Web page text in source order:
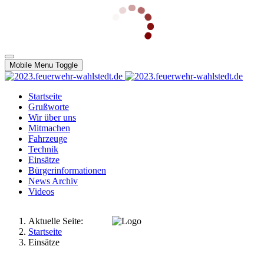
Mobile Menu Toggle
Startseite
Grußworte
Wir über uns
Mitmachen
Fahrzeuge
Technik
Einsätze
Bürgerinformationen
News Archiv
Videos
Aktuelle Seite:
Startseite
Einsätze